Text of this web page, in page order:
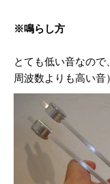
※鳴らし方
とても低い音なので
周波数よりも高い音